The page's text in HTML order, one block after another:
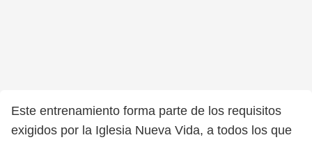
Este entrenamiento forma parte de los requisitos
exigidos por la Iglesia Nueva Vida, a todos los que